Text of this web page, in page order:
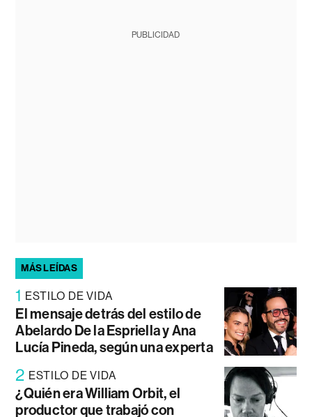
PUBLICIDAD
MÁS LEÍDAS
1 ESTILO DE VIDA
El mensaje detrás del estilo de
Abelardo De la Espriella y Ana
Lucía Pineda, según una experta
2 ESTILO DE VIDA
¿Quién era William Orbit, el
productor que trabajó con